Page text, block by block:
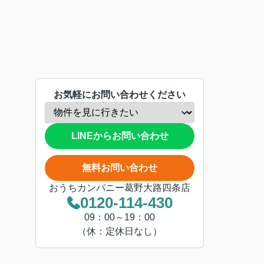
お気軽にお問い合わせください
LINEからお問い合わせ
無料お問い合わせ
おうちカンパニー葛野大路四条店
0120-114-430
09：00～19：00
（休：定休日なし）